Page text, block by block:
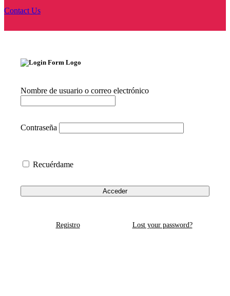
Contact Us
Nombre de usuario o correo electrónico
Contraseña
Recuérdame
Registro Lost your password?